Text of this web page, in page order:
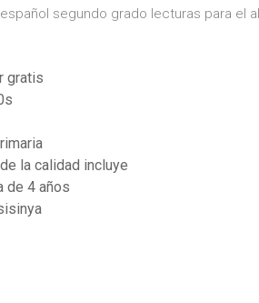
segundo grado lecturas para el
gratis
la calidad incluye
de 4 años